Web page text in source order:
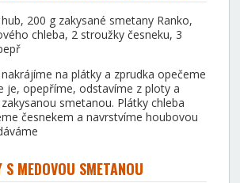
200 g zakysané smetany Ranko,
chleba, 2 stroužky česneku, 3
na plátky a zprudka opečeme
je, opepříme, odstavíme z ploty a
smetanou. Plátky chleba
česnekem a navrstvíme houbovou
S MEDOVOU SMETANOU